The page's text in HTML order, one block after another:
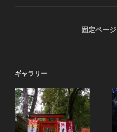
ペ
ジ
送
り
固定ページ
ギャラリー